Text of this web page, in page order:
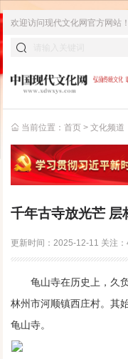
欢迎访问现代文化网官方网站
当前位置：首页 >文化频道
千年古寺放光芒 层
更新时间： 2025-12-11 关注：
龟山寺在历史上，久
林州市河顺镇西庄村。其
龟山寺。